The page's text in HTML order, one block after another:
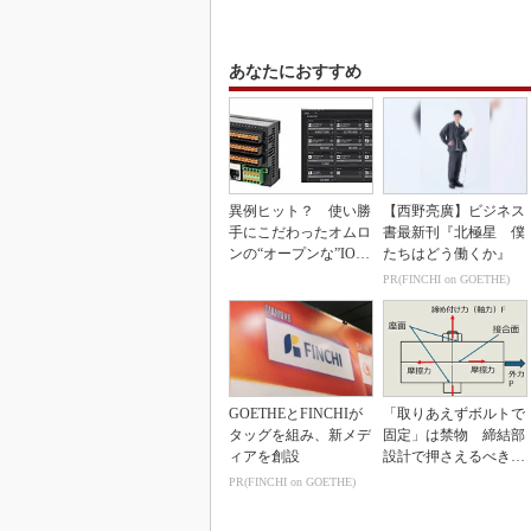
あなたにおすすめ
異例ヒット？ 使い勝
手にこだわったオムロ
ンの“オープンな”IO-L
【西野亮廣】ビジネス
書最新刊『北極星 僕
たちはどう働くか』
PR(FINCHI on GOETHE)
GOETHEとFINCHIが
タッグを組み、新メデ
ィアを創設
PR(FINCHI on GOETHE)
「取りあえずボルトで
固定」は禁物 締結部
設計で押さえるべき基